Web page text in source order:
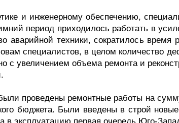
и инженерному обеспечению,
период приходилось работать в
аварийной техники, сократилось время
специалистов, в целом количество
с увеличением объема ремонта и
проведены ремонтные работы на
бюджета. Были введены в строй
в эксплуатацию первая очередь Юго-